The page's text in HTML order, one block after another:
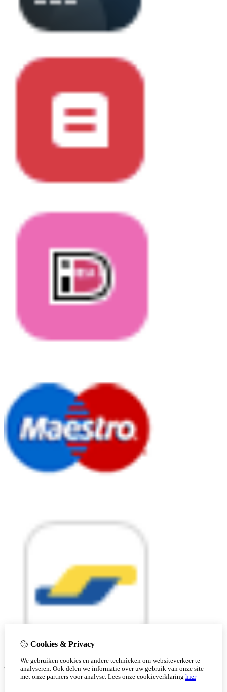
© Copyright 2026 |
Cookies & Privacy
We gebruiken cookies en andere technieken om websiteverkeer te
analyseren. Ook delen we informatie over uw gebruik van onze site
met onze partners voor analyse. Lees onze cookieverklaring hier
Ben je 18 of ouder?